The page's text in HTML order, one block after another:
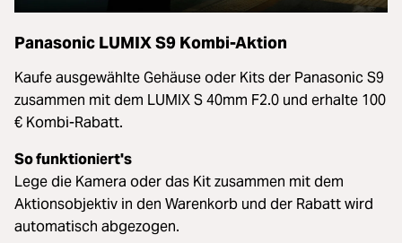
Panasonic LUMIX S9 Kombi-Aktion
Kaufe ausgewählte Gehäuse oder Kits der Panasonic S9
zusammen mit dem LUMIX S 40mm F2.0 und erhalte 100
€ Kombi-Rabatt.
So funktioniert's
Lege die Kamera oder das Kit zusammen mit dem
Aktionsobjektiv in den Warenkorb und der Rabatt wird
automatisch abgezogen.